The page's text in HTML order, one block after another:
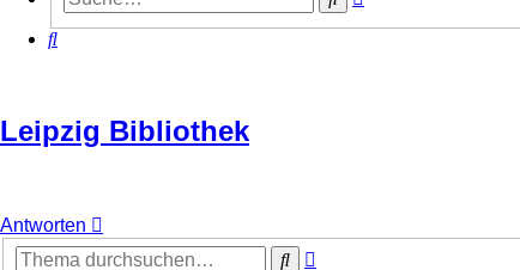
Suche
Leipzig Bibliothek
Antworten
Suche